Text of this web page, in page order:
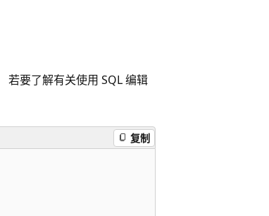
若要了解有关使用 SQL 编辑
复制